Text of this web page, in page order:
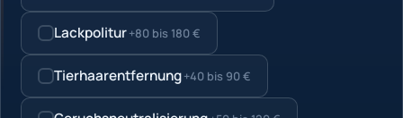
Lackpolitur+80 bis 180 €
Tierhaarentfernung+40 bis 90 €